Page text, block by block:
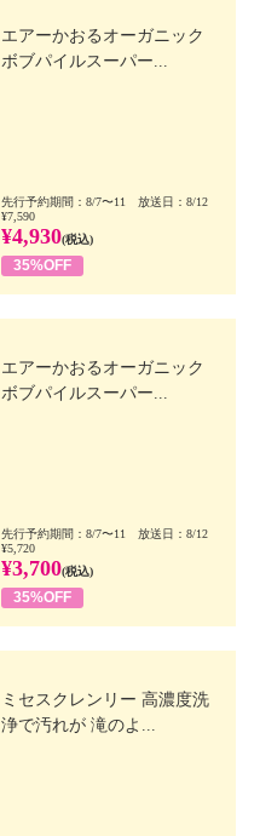
エアーかおるオーガニック
ボブパイルスーパー...
先行予約期間：8/7〜11 放送日：8/12
¥7,590
¥4,930(税込)
35%OFF
エアーかおるオーガニック
ボブパイルスーパー...
先行予約期間：8/7〜11 放送日：8/12
¥5,720
¥3,700(税込)
35%OFF
ミセスクレンリー 高濃度洗
浄で汚れが 滝のよ...